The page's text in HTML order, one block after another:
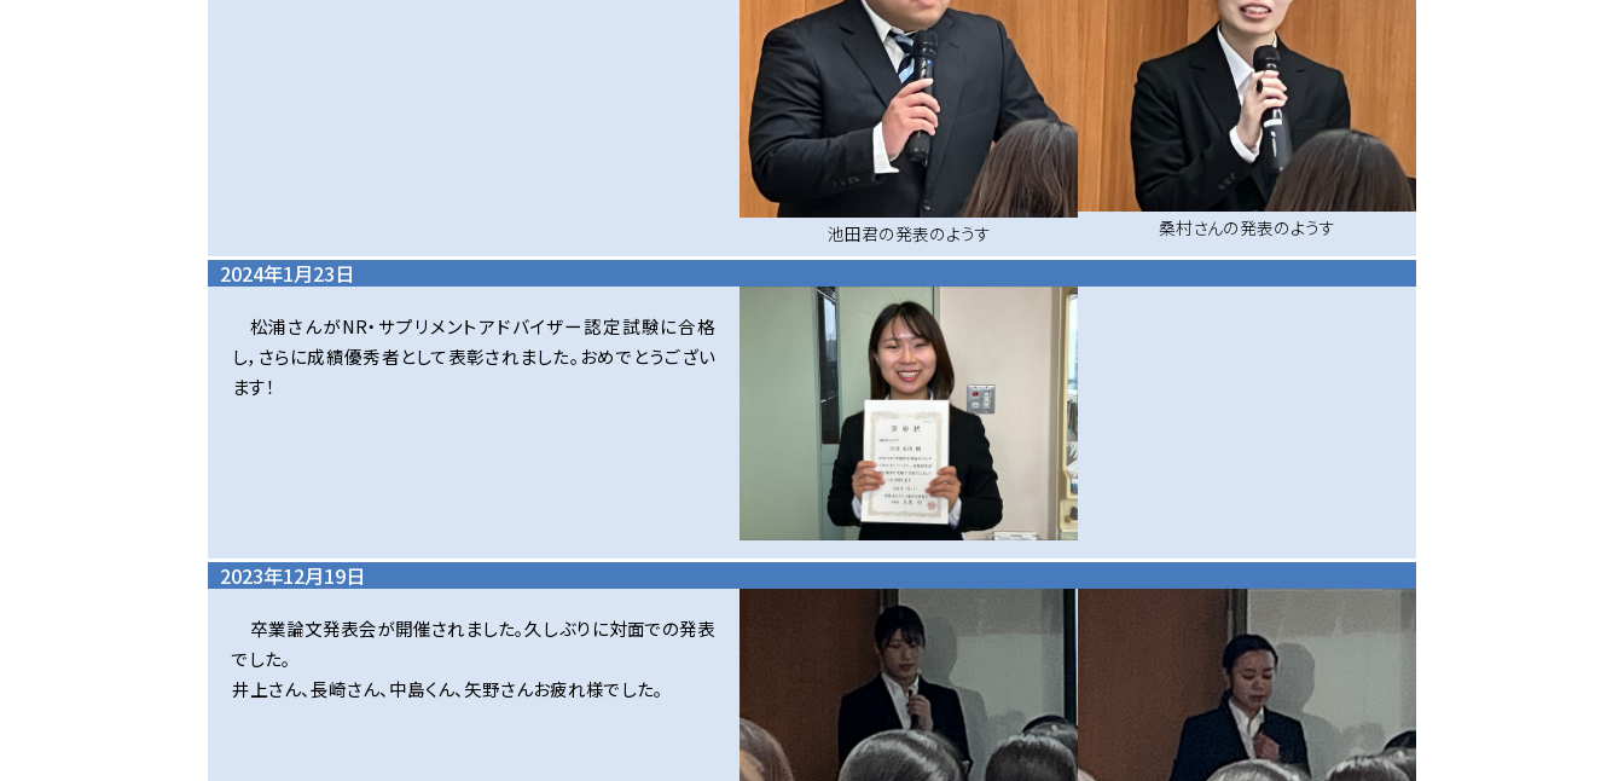
池田君の発表のようす 桑村さんの発表のようす
2024年1月23日
松浦さんがNR・サプリメントアドバイザー認定試験に合格
し，さらに成績優秀者として表彰されました。おめでとうござい
ます！
2023年12月19日
卒業論文発表会が開催されました。久しぶりに対面での発表
でした。
井上さん、長崎さん、中島くん、矢野さんお疲れ様でした。